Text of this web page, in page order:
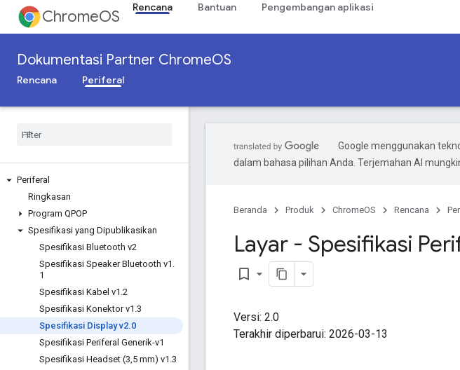
ChromeOS Rencana Bantuan Pengembangan aplikasi
Dokumentasi Partner ChromeOS
Rencana Periferal
Periferal
Ringkasan
Program QPOP
Spesifikasi yang Dipublikasikan
Spesifikasi Bluetooth v2
Spesifikasi Speaker Bluetooth v1 .
1
Spesifikasi Kabel v1 .2
Spesifikasi Konektor v1 .3
Spesifikasi Display v2.0
Spesifikasi Periferal Generik-v1
Spesifikasi Headset (3,5 mm) v1 .3
Google menggunakan
dalam bahasa pilihan Anda. Terjemahan AI
Beranda Produk ChromeOS Rencana
Layar - Spesifikasi
bookmark_border
Versi: 2.0
Terakhir diperbarui: 2026-03-13